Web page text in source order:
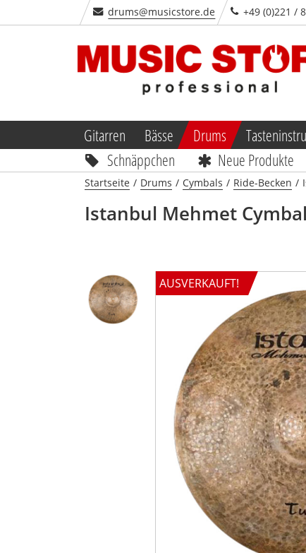
drums@musicstore.de
+49 (0)221 /
Gitarren Bässe Drums
Schnäppchen
Neue Produkte
Startseite / Drums / Cymbals / Ride-Becken /
Istanbul Mehmet
AUSVERKAUFT!